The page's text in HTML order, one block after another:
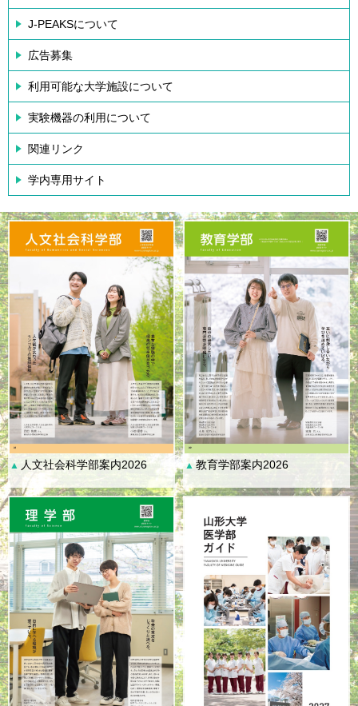
J-PEAKSについて
広告募集
利用可能な大学施設について
実験機器の利用について
関連リンク
学内専用サイト
▲ 人文社会科学部案内2026 ▲ 教育学部案内2026